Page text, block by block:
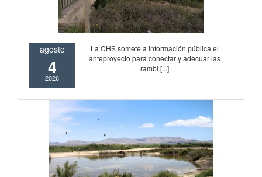
agosto
4
2026
La CHS somete a información pública el
anteproyecto para conectar y adecuar las
rambl [...]